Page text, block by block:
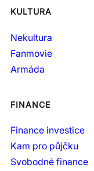
KULTURA
Nekultura
Fanmovie
Armáda
FINANCE
Finance investice
Kam pro půjčku
Svobodné finance